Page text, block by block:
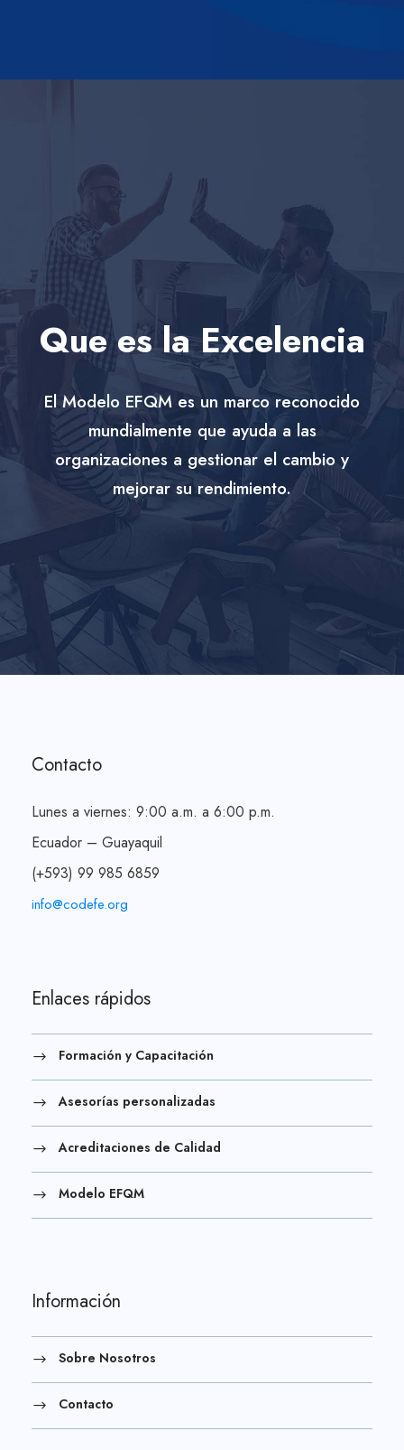
Que es la Excelencia
El Modelo EFQM es un marco reconocido
mundialmente que ayuda a las
organizaciones a gestionar el cambio y
mejorar su rendimiento.
Contacto
Lunes a viernes: 9:00 a.m. a 6:00 p.m.
Ecuador – Guayaquil
(+593) 99 985 6859
info@codefe.org
Enlaces rápidos
Formación y Capacitación
Asesorías personalizadas
Acreditaciones de Calidad
Modelo EFQM
Información
Sobre Nosotros
Contacto